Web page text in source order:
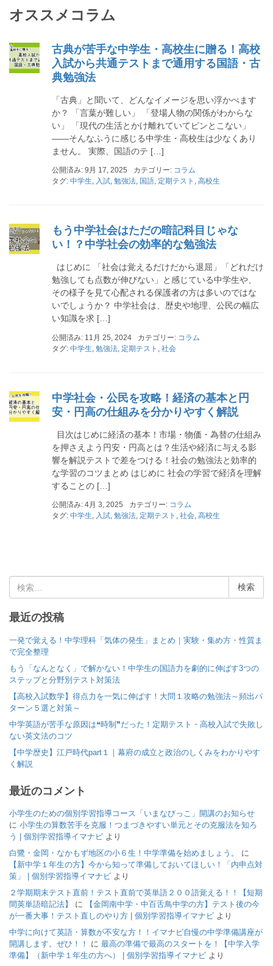
オススメコラム
古典が苦手な中学生・高校生に贈る！高校
入試から共通テストまで通用する国語・古
典勉強法
「古典」と聞いて、どんなイメージを思い浮かべます
か？ 「言葉が難しい」 「登場人物の関係がわからな
い」 「現代の生活とかけ離れていてピンとこない」
――そんなふうに感じる中学生・高校生は少なくあり
ません。 実際、国語のテ […]
公開済み: 9月 17, 2025 カテゴリー: コラム
タグ: 中学生, 入試, 勉強法, 国語, 定期テスト , 高校生
もう中学社会はただの暗記科目じゃな
い！？中学社会の効率的な勉強法
はじめに 「社会は覚えるだけだから退屈」「どれだけ
勉強しても点数が伸びない」と感じている中学生や、
その様子を見て心配される保護者の方は多いのではな
いでしょうか？ 中学社会は、歴史や地理、公民の幅広
い知識を求 […]
公開済み: 11月 25, 2024 カテゴリー: コラム
タグ: 中学生 勉強法 定期テスト 社会
中学社会・公民を攻略！経済の基本と円
安・円高の仕組みを分かりやすく解説
目次はじめに経済の基本！市場・物価・為替の仕組み
を押さえよう円安・円高とは？生活や経済に与える影
響を解説テストで差をつける！社会の勉強法と効率的
な学習のコツまとめ はじめに 社会の学習で経済を理解
することの […]
公開済み: 4月 3, 2025 カテゴリー: コラム
タグ: 中学生, 入試, 勉強法, 定期テスト , 社会, 高校生
最近の投稿
一発で覚える！中学理科「気体の発生」まとめ｜実験・集め方・性質ま
で完全整理
もう「なんとなく」で解かない！中学生の国語力を劇的に伸ばす3つの
ステップと分野別テスト対策法
【高校入試数学】得点力を一気に伸ばす！大問１攻略の勉強法～頻出パ
ターン５選と対策～
中学英語が苦手な原因は❝時制❞だった！定期テスト・高校入試で失敗し
ない英文法のコツ
【中学歴史】江戸時代part１｜幕府の成立と政治のしくみをわかりやす
く解説
最近のコメント
小学生のための個別学習指導コース「いまなびっこ」開講のお知らせ
に 小学生の算数苦手を克服！つまづきやすい単元とその克服法を知ろ
う | 個別学習指導イマナビ より
白鷺・金岡・なかもず地区の小６生！中学準備を始めましょう。
に
【新中学１年生の方】今から知って準備しておいてほしい！「内申点対
策」 | 個別学習指導イマナビ より
２学期期末テスト直前！テスト直前で英単語２００語覚える！！【短期
間英単語暗記法】
に
【金岡南中学・中百舌鳥中学の方】テスト後の今
が一番大事！テスト直しのやり方 | 個別学習指導イマナビ より
中学に向けて英語・算数が不安な方！！イマナビ自慢の中学準備講座が
開講します。ぜひ！！
に 最高の準備で最高のスタートを！【中学入学
準備】（新中学１年生の方へ） | 個別学習指導イマナビ より